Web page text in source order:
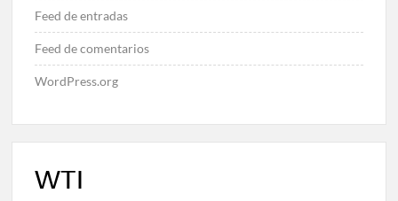
Feed de entradas
Feed de comentarios
WordPress.org
WTI